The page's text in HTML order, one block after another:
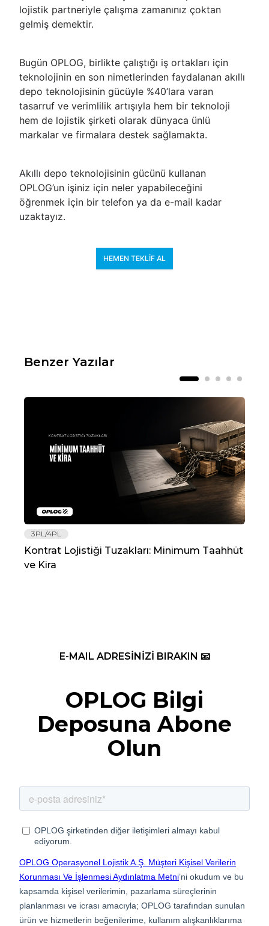
lojistik partneriyle çalışma zamanınız çoktan
gelmiş demektir.
Bugün OPLOG, birlikte çalıştığı iş ortakları için
teknolojinin en son nimetlerinden faydalanan akıllı
depo teknolojisinin gücüyle %40’lara varan
tasarruf ve verimlilik artışıyla hem bir teknoloji
hem de lojistik şirketi olarak dünyaca ünlü
markalar ve firmalara destek sağlamakta.
Akıllı depo teknolojisinin gücünü kullanan
OPLOG’un işiniz için neler yapabileceğini
öğrenmek için bir telefon ya da e-mail kadar
uzaktayız.
HEMEN TEKLIF AL
Benzer Yazılar
3PL/4PL
Kontrat Lojistiği Tuzakları: Minimum Taahhüt
ve Kira
E-MAIL ADRESİNİZİ BIRAKIN 📧
OPLOG Bilgi
Deposuna Abone
Olun